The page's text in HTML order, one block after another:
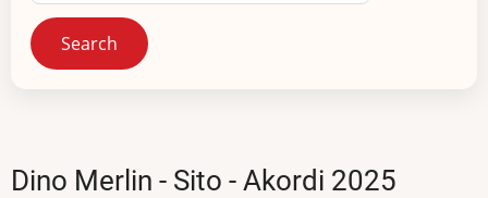
Dino Merlin - Sito - Akordi 2025